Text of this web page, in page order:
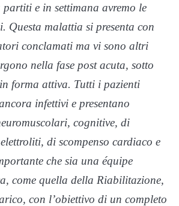
partiti e in settimana avremo le
Questa malattia si presenta con
conclamati ma vi sono altri
nella fase post acuta, sotto
forma attiva. Tutti i pazienti
infettivi e presentano
cognitive, di
di scompenso cardiaco e
che sia una équipe
come quella della Riabilitazione,
con l’obiettivo di un completo